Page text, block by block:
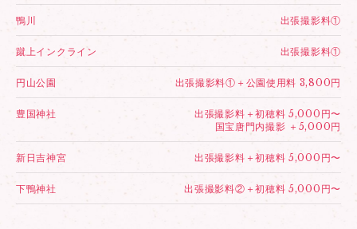
鴨川 出張撮影料①
蹴上インクライン 出張撮影料①
円山公園 出張撮影料①＋公園使用料 3,800円
豊国神社
出張撮影料＋初穂料 5,000円〜
国宝唐門内撮影 ＋5,000円
新日吉神宮 出張撮影料＋初穂料 5,000円〜
下鴨神社 出張撮影料②＋初穂料 5,000円〜